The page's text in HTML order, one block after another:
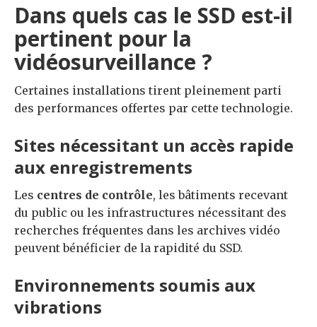
Dans quels cas le SSD est-il
pertinent pour la
vidéosurveillance ?
Certaines installations tirent pleinement parti
des performances offertes par cette technologie.
Sites nécessitant un accès rapide
aux enregistrements
Les centres de contrôle, les bâtiments recevant
du public ou les infrastructures nécessitant des
recherches fréquentes dans les archives vidéo
peuvent bénéficier de la rapidité du SSD.
Environnements soumis aux
vibrations